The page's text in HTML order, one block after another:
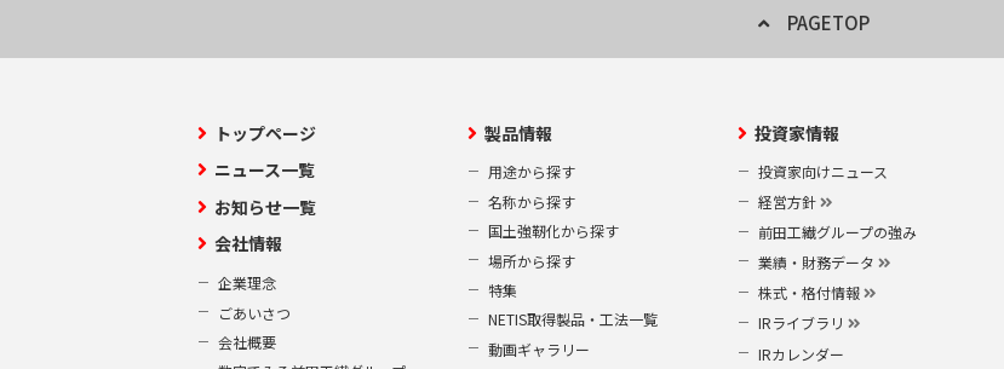
PAGETOP
トップページ
ニュース一覧
お知らせ一覧
会社情報
企業理念
ごあいさつ
会社概要
製品情報
用途から探す
名称から探す
国土強靭化から探す
場所から探す
特集
NETIS取得製品・工法一覧
動画ギャラリー
投資家情報
投資家向けニュース
経営方針
前田工繊グループの強み
業績・財務データ
株式・格付情報
IRライブラリ
IRカレンダー